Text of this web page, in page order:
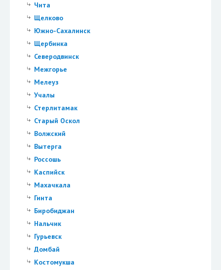
Чита
Щелково
Южно-Сахалинск
Щербинка
Северодвинск
Межгорье
Мелеуз
Учалы
Стерлитамак
Старый Оскол
Волжский
Вытерга
Россошь
Каспийск
Махачкала
Гинта
Биробиджан
Нальчик
Гурьевск
Домбай
Костомукша